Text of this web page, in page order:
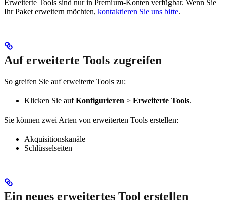
Erweiterte Tools sind nur in Premium-Konten verfügbar. Wenn Sie
Ihr Paket erweitern möchten, kontaktieren Sie uns bitte.
Auf erweiterte Tools zugreifen
So greifen Sie auf erweiterte Tools zu:
Klicken Sie aufKonfigurieren > Erweiterte Tools.
Sie können zwei Arten von erweiterten Tools erstellen:
Akquisitionskanäle
Schlüsselseiten
Ein neues erweitertes Tool erstellen